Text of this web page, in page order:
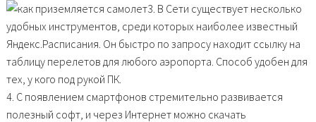
3. В Сети существует несколько
удобных инструментов, среди которых наиболее известный
Яндекс.Расписания. Он быстро по запросу находит ссылку на
таблицу перелетов для любого аэропорта. Способ удобен для
тех, у кого под рукой ПК.
4. С появлением смартфонов стремительно развивается
полезный софт, и через Интернет можно скачать